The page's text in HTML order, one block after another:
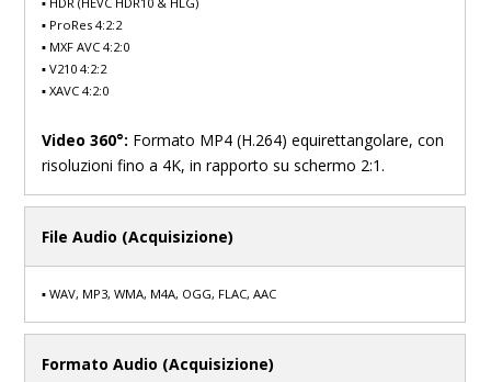
▪ ProRes 4:2:2
▪ MXF AVC 4:2:0
▪ V210 4:2:2
▪ XAVC 4:2:0
Video 360°: Formato MP4 (H.264) equirettangolare, con
risoluzioni fino a 4K, in rapporto su schermo 2:1.
File Audio (Acquisizione)
▪ WAV, MP3, WMA, M4A, OGG, FLAC, AAC
Formato Audio (Acquisizione)